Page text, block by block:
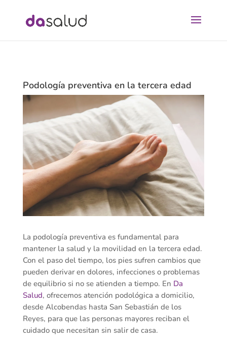
Podología preventiva en la tercera edad
La podología preventiva es fundamental para
mantener la salud y la movilidad en la tercera edad.
Con el paso del tiempo, los pies sufren cambios que
pueden derivar en dolores, infecciones o problemas
de equilibrio si no se atienden a tiempo. En Da
Salud, ofrecemos atención podológica a domicilio,
desde Alcobendas hasta San Sebastián de los
Reyes, para que las personas mayores reciban el
cuidado que necesitan sin salir de casa.